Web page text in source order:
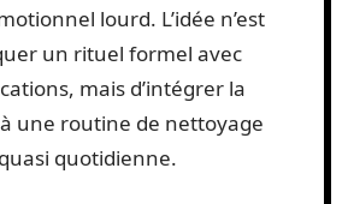
lourd. L’idée n’est
un rituel formel avec
mais d’intégrer la
une routine de nettoyage
quotidienne.